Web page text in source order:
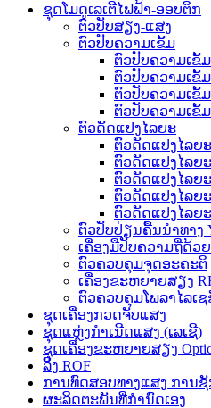
ຊຸດໂມດູເລເຕີໄຟຟ້າ-ອອບຕິກ
ຕົວປັບສຽງ-ແສງ
ຕົວປັບຄວາມເຂັ້ມ
ຕົວປັບຄວາມເຂັ້ມ
ຕົວປັບຄວາມເຂັ້ມ
ຕົວປັບຄວາມເຂັ້ມ
ຕົວປັບຄວາມເຂັ້ມ
ຕົວດັດແປງໄລຍະ
ຕົວດັດແປງໄລຍ
ຕົວດັດແປງໄລຍ
ຕົວດັດແປງໄລຍະ
ຕົວດັດແປງໄລຍະ
ຕົວດັດແປງໄລຍະ
ຕົວປັບປ່ຽນຄື້ນນຳທາງ
ເຄື່ອງມືປັບຄວາມຖີ່ດ້ວ
ຕົວຄວບຄຸມຈຸດອະຄະຕິ
ເຄື່ອງຂະຫຍາຍສຽງ
ຕົວຄວບຄຸມໂພລາໄລເ
ຊຸດເຄື່ອງກວດຈັບແສງ
ຊຸດແຫຼ່ງກຳເນີດແສງ (ເລເຊີ)
ຊຸດເຄື່ອງຂະຫຍາຍສຽງ
ລິ້ງ ROF
ການທົດສອບທາງແສງ ການຊັ
ຜະລິດຕະພັນທີ່ກຳນົດເອງ